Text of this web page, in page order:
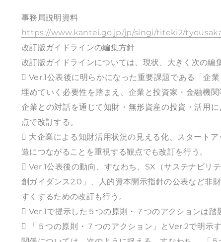
事務局説明資料
https://www.kantei.go.jp/jp/singi/titeki2/
改訂版ガイドラインの編集方針
改訂版ガイドラインについては、現状、大きく次の編
 Ver.1公表後に明らかになった重要課題である「企
埋めていく必要性を踏まえ、企業と投資家・金融機
企業との対話を通じて知財・無形資産の投資・活用
点で改訂する。
 大企業による知財活用状況の見える化、スタート
造につながることを重視する観点でも改訂を行う。
 Ver.1公表後の動向、すなわち、SX（サステナビリ
創ガイダンス2.0」、人的資本開示指針の公表など非
すくするための改訂も行う。
 Ver.1で提示した５つの原則・７つのアクションは
 「５つの原則・７つのアクション」とVer.2で明示